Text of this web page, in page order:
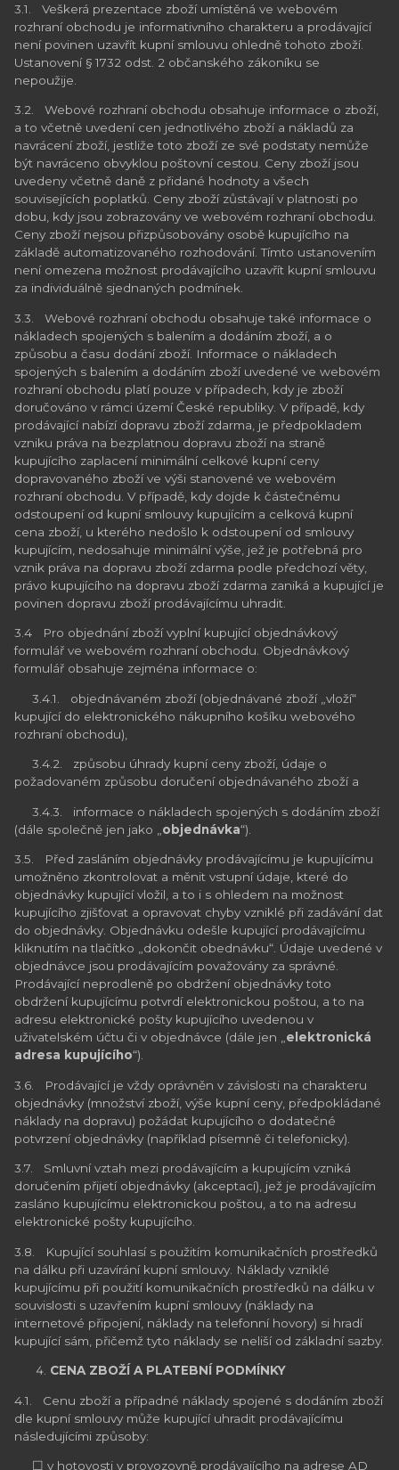
3.1. Veškerá prezentace zboží umístěná ve webovém
rozhraní obchodu je informativního charakteru a prodávající
není povinen uzavřít kupní smlouvu ohledně tohoto zboží.
Ustanovení § 1732 odst. 2 občanského zákoníku se
nepoužije.
3.2. Webové rozhraní obchodu obsahuje informace o zboží,
a to včetně uvedení cen jednotlivého zboží a nákladů za
navrácení zboží, jestliže toto zboží ze své podstaty nemůže
být navráceno obvyklou poštovní cestou. Ceny zboží jsou
uvedeny včetně daně z přidané hodnoty a všech
souvisejících poplatků. Ceny zboží zůstávají v platnosti po
dobu, kdy jsou zobrazovány ve webovém rozhraní obchodu.
Ceny zboží nejsou přizpůsobovány osobě kupujícího na
základě automatizovaného rozhodování. Tímto ustanovením
není omezena možnost prodávajícího uzavřít kupní smlouvu
za individuálně sjednaných podmínek.
3.3. Webové rozhraní obchodu obsahuje také informace o
nákladech spojených s balením a dodáním zboží, a o
způsobu a času dodání zboží. Informace o nákladech
spojených s balením a dodáním zboží uvedené ve webovém
rozhraní obchodu platí pouze v případech, kdy je zboží
doručováno v rámci území České republiky. V případě, kdy
prodávající nabízí dopravu zboží zdarma, je předpokladem
vzniku práva na bezplatnou dopravu zboží na straně
kupujícího zaplacení minimální celkové kupní ceny
dopravovaného zboží ve výši stanovené ve webovém
rozhraní obchodu. V případě, kdy dojde k částečnému
odstoupení od kupní smlouvy kupujícím a celková kupní
cena zboží, u kterého nedošlo k odstoupení od smlouvy
kupujícím, nedosahuje minimální výše, jež je potřebná pro
vznik práva na dopravu zboží zdarma podle předchozí věty,
právo kupujícího na dopravu zboží zdarma zaniká a kupující je
povinen dopravu zboží prodávajícímu uhradit.
3.4 Pro objednání zboží vyplní kupující objednávkový
formulář ve webovém rozhraní obchodu. Objednávkový
formulář obsahuje zejména informace o:
3.4.1. objednávaném zboží (objednávané zboží „vloží“
kupující do elektronického nákupního košíku webového
rozhraní obchodu),
3.4.2. způsobu úhrady kupní ceny zboží, údaje o
požadovaném způsobu doručení objednávaného zboží a
3.4.3. informace o nákladech spojených s dodáním zboží
(dále společně jen jako „ objednávka“).
3.5. Před zasláním objednávky prodávajícímu je kupujícímu
umožněno zkontrolovat a měnit vstupní údaje, které do
objednávky kupující vložil, a to i s ohledem na možnost
kupujícího zjišťovat a opravovat chyby vzniklé při zadávání dat
do objednávky. Objednávku odešle kupující prodávajícímu
kliknutím na tlačítko „dokončit obednávku“. Údaje uvedené v
objednávce jsou prodávajícím považovány za správné.
Prodávající neprodleně po obdržení objednávky toto
obdržení kupujícímu potvrdí elektronickou poštou, a to na
adresu elektronické pošty kupujícího uvedenou v
uživatelském účtu či v objednávce (dále jen „elektronická
adresa kupujícího“).
3.6. Prodávající je vždy oprávněn v závislosti na charakteru
objednávky (množství zboží, výše kupní ceny, předpokládané
náklady na dopravu) požádat kupujícího o dodatečné
potvrzení objednávky (například písemně či telefonicky).
3.7. Smluvní vztah mezi prodávajícím a kupujícím vzniká
doručením přijetí objednávky (akceptací), jež je prodávajícím
zasláno kupujícímu elektronickou poštou, a to na adresu
elektronické pošty kupujícího.
3.8. Kupující souhlasí s použitím komunikačních prostředků
na dálku při uzavírání kupní smlouvy. Náklady vzniklé
kupujícímu při použití komunikačních prostředků na dálku v
souvislosti s uzavřením kupní smlouvy (náklady na
internetové připojení, náklady na telefonní hovory) si hradí
kupující sám, přičemž tyto náklady se neliší od základní sazby.
CENA ZBOŽÍ A PLATEBNÍ PODMÍNKY
4.1. Cenu zboží a případné náklady spojené s dodáním zboží
dle kupní smlouvy může kupující uhradit prodávajícímu
následujícími způsoby:
☐ v hotovosti v provozovně prodávajícího na adrese AD